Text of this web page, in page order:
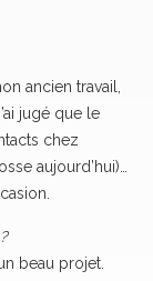
ancien travail,
jugé que le
chez
aujourd’hui)…
beau projet.